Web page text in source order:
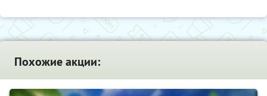
Похожие акции: